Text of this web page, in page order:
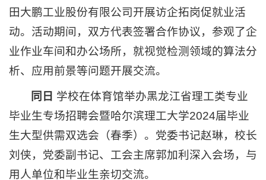
田大鹏工业股份有限公司开展访企拓岗促就业活
动。活动期间，双方代表签署合作协议，参观了企
业作业车间和办公场所，就视觉检测领域的算法分
析、应用前景等问题开展交流。
同日 学校在体育馆举办黑龙江省理工类专业
毕业生专场招聘会暨哈尔滨理工大学2024届毕业
生大型供需双选会（春季）。党委书记赵琳，校长
刘侠，党委副书记、工会主席郭加利深入会场，与
用人单位和毕业生亲切交流。